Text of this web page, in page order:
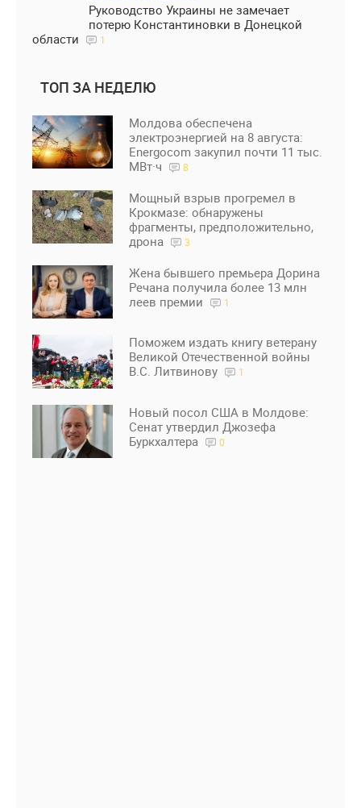
Руководство Украины не замечает
потерю Константиновки в Донецкой
области
1
ТОП ЗА НЕДЕЛЮ
Молдова обеспечена
электроэнергией на 8 августа:
Energocom закупил почти 11 тыс.
МВт·ч
8
Мощный взрыв прогремел в
Крокмазе: обнаружены
фрагменты, предположительно,
дрона
3
Жена бывшего премьера Дорина
Речана получила более 13 млн
леев премии
1
Поможем издать книгу ветерану
Великой Отечественной войны
В.С. Литвинову
1
Новый посол США в Молдове:
Сенат утвердил Джозефа
Буркхалтера
0